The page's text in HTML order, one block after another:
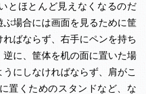
とほとんど見えなくなるのだ
場合には画面を見るために筐
ばならず、右手にペンを持ち
に、筐体を机の面に置いた場
にしなければならず、肩がこ
置くためのスタンドなど、な